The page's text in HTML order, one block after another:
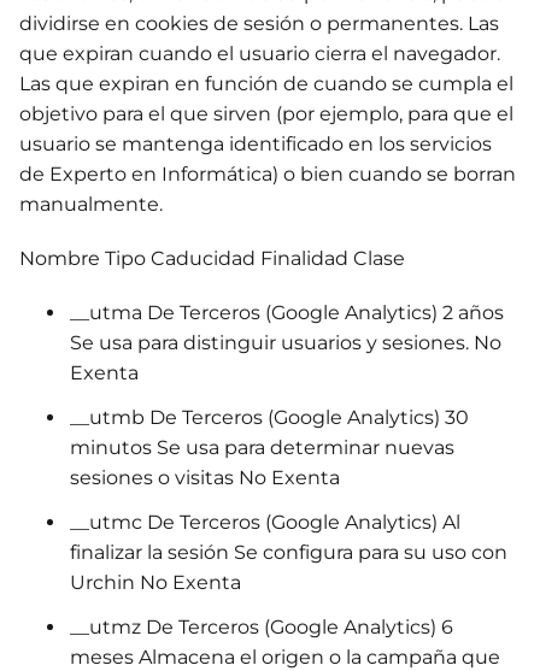
dividirse en cookies de sesión o permanentes. Las
que expiran cuando el usuario cierra el navegador.
Las que expiran en función de cuando se cumpla el
objetivo para el que sirven (por ejemplo, para que el
usuario se mantenga identificado en los servicios
de Experto en Informática) o bien cuando se borran
manualmente.
Nombre Tipo Caducidad Finalidad Clase
__utma De Terceros (Google Analytics) 2 años
Se usa para distinguir usuarios y sesiones. No
Exenta
__utmb De Terceros (Google Analytics) 30
minutos Se usa para determinar nuevas
sesiones o visitas No Exenta
__utmc De Terceros (Google Analytics) Al
finalizar la sesión Se configura para su uso con
Urchin No Exenta
__utmz De Terceros (Google Analytics) 6
meses Almacena el origen o la campaña que